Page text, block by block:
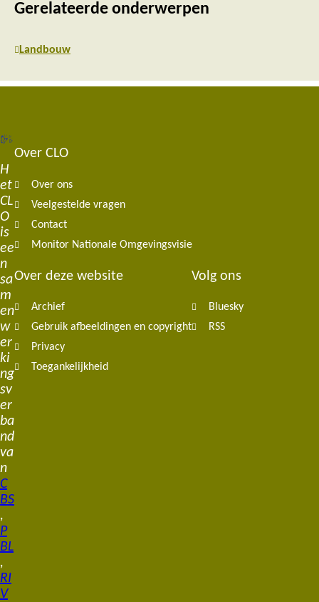
Gerelateerde onderwerpen
Landbouw
H
et
CL
O
is
ee
n
sa
m
en
w
er
ki
ng
sv
er
ba
nd
va
n
C
BS
,
P
BL
,
RI
V
Footer
navigation
Over CLO
Over ons
Veelgestelde vragen
Contact
Monitor Nationale Omgevingsvisie
Over deze website
Archief
Gebruik afbeeldingen en copyright
Privacy
Toegankelijkheid
Volg ons
Bluesky
RSS